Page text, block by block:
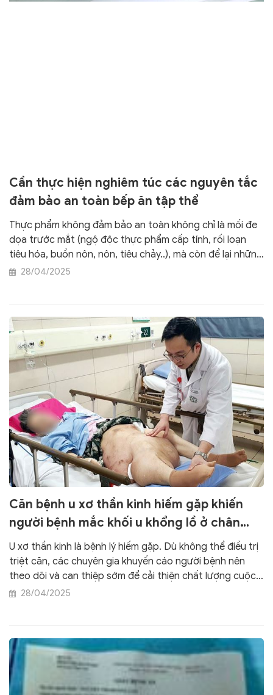
Cần thực hiện nghiêm túc các nguyên tắc
đảm bảo an toàn bếp ăn tập thể
Thực phẩm không đảm bảo an toàn không chỉ là mối đe
dọa trước mắt (ngộ độc thực phẩm cấp tính, rối loạn
tiêu hóa, buồn nôn, nôn, tiêu chảy..), mà còn để lại những
hậu quả lâu dài và nghiêm trọng đối với sức khỏe.
28/04/2025
Căn bệnh u xơ thần kinh hiếm gặp khiến
người bệnh mắc khối u khổng lồ ở chân
phải
U xơ thần kinh là bệnh lý hiếm gặp. Dù không thể điều trị
triệt căn, các chuyên gia khuyến cáo người bệnh nên
theo dõi và can thiệp sớm để cải thiện chất lượng cuộc
sống.28/04/2025